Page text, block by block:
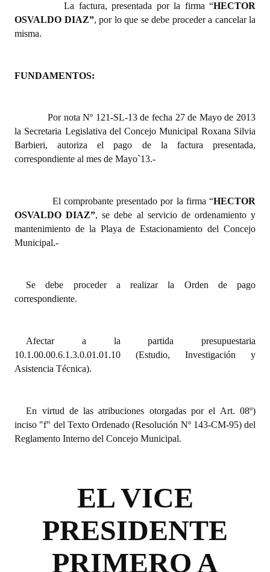
Informes de Gestión
Proyectos Presentados
Actas de Sesión
Ejecución Presupuestaria
Actas de Audiencias Públicas
Comunicaciones
Declaraciones
Resoluciones de Presidencia
Antiguos Pobladores
Noticias Destacadas
Datos Históricos
Premio al Mérito - Registro
Periodistas Decanos - Registro
Ciudadano Ilustre - Registro
Banca del Vecino - Registro
La factura, presentada por la firma “HECTOR
OSVALDO DIAZ”, por lo que se debe proceder a cancelar la
misma.
FUNDAMENTOS:
Por nota Nº 121-SL-13 de fecha 27 de Mayo de 2013
la Secretaria Legislativa del Concejo Municipal Roxana Silvia
Barbieri, autoriza el pago de la factura presentada,
correspondiente al mes de Mayo`13.-
El comprobante presentado por la firma “HECTOR
OSVALDO DIAZ”, se debe al servicio de ordenamiento y
mantenimiento de la Playa de Estacionamiento del Concejo
Municipal.-
Se debe proceder a realizar la Orden de pago
correspondiente.
Afectar a la partida presupuestaria
10.1.00.00.6.1.3.0.01.01.10 (Estudio, Investigación y
Asistencia Técnica).
En virtud de las atribuciones otorgadas por el Art. 08º)
inciso "f" del Texto Ordenado (Resolución Nº 143-CM-95) del
Reglamento Interno del Concejo Municipal.
EL VICE
PRESIDENTE
PRIMERO A